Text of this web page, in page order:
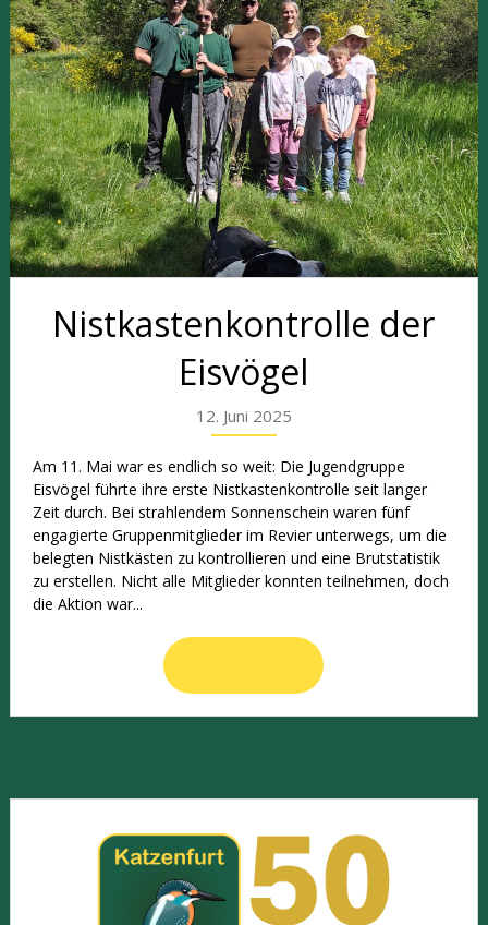
Nistkastenkontrolle der
Eisvögel
12. Juni 2025
Am 11. Mai war es endlich so weit: Die Jugendgruppe
Eisvögel führte ihre erste Nistkastenkontrolle seit langer
Zeit durch. Bei strahlendem Sonnenschein waren fünf
engagierte Gruppenmitglieder im Revier unterwegs, um die
belegten Nistkästen zu kontrollieren und eine Brutstatistik
zu erstellen. Nicht alle Mitglieder konnten teilnehmen, doch
die Aktion war...